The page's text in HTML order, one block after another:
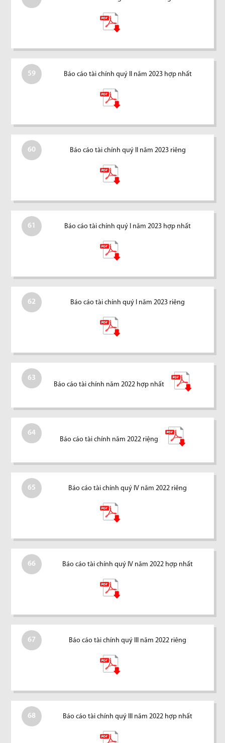
59 Báo cáo tài chính quý II năm 2023 hợp nhất
60 Báo cáo tài chính quý II năm 2023 riêng
61 Báo cáo tài chính quý I năm 2023 hợp nhất
62 Báo cáo tài chính quý I năm 2023 riêng
63
Báo cáo tài chính năm 2022 hợp nhất
64
Báo cáo tài chính năm 2022 riệng
65 Báo cáo tài chính quý IV năm 2022 riêng
66 Báo cáo tài chính quý IV năm 2022 hợp nhất
67 Báo cáo tài chính quý III năm 2022 riêng
68 Báo cáo tài chính quý III năm 2022 hợp nhất